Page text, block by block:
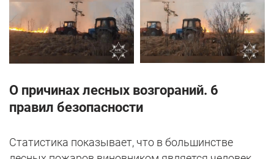
О причинах лесных возгораний. 6
правил безопасности
Статистика показывает, что в большинстве